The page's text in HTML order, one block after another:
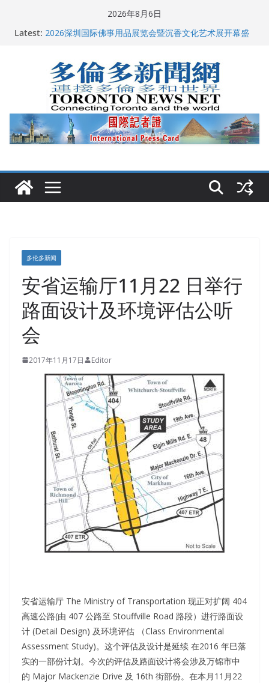
2026年8月6日
Latest: 2026深圳国际佛事用品展览会暨沉香文化艺术展开幕盛
关加拿大就业
2026加拿大青少年儿童绘画比赛颁奖典礼多伦多举行
龚晓华参加多伦多骄傲大游行 与市民分享竞选理念
多伦多市长选举拉开帷幕 多名华人候选人宣布角逐
多伦多新闻
安省运输厅11月22 日举行
路面设计及环境评估公听
会
2017年11月17日 Editor
安省运输厅 The Ministry of Transportation 现正对扩阔 404
高速公路(由 407 公路至 Stouffville Road 路段）进行路面设
计 (Detail Design) 及环境评估 （Class Environmental
Assessment Study)。这个评估及设计是延续 在2016 年巳落
实的一部份计划。今次的评估及路面设计将会涉及万锦市中
的 Major Mackenzie Drive 及 16th 街部份。在本月11月22